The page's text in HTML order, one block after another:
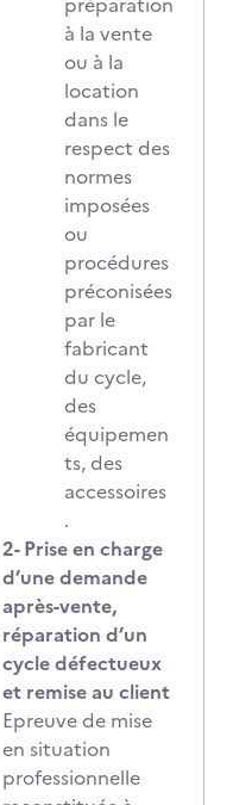
à la vente
ou à la
location
dans le
respect des
normes
imposées
ou
procédures
préconisées
par le
fabricant
du cycle,
des
équipemen
ts, des
accessoires
.
2- Prise en charge
d’une demande
après-vente,
réparation d’un
cycle défectueux
et remise au client
Epreuve de mise
en situation
professionnelle